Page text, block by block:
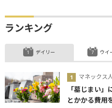
ランキング
デイリー
マネックス
「墓じまい
とかかる費用
ウイ